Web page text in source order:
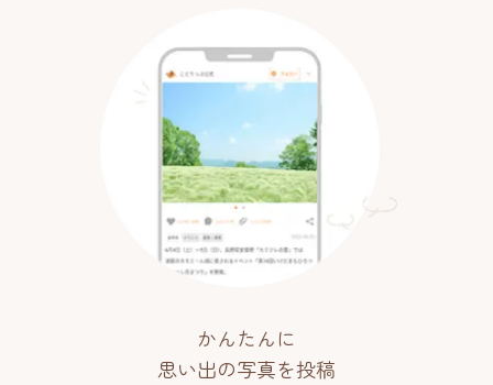
かんたんに
思い出の写真を投稿